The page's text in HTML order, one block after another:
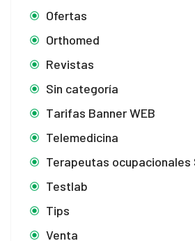
Ofertas
Orthomed
Revistas
Sin categoría
Tarifas Banner WEB
Telemedicina
Terapeutas
Testlab
Tips
Venta